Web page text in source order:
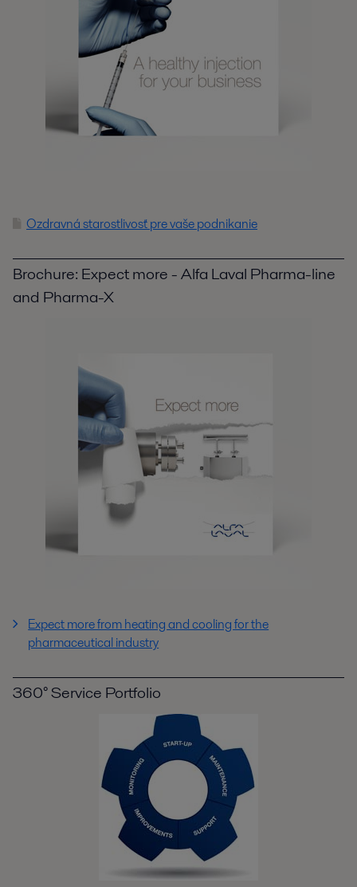
Ozdravná starostlivosť pre vaše podnikanie
Brochure: Expect more - Alfa Laval Pharma-line
and Pharma-X
Expect more from heating and cooling for the
pharmaceutical industry
360° Service Portfolio